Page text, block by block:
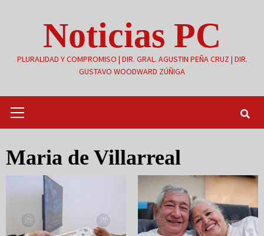
Noticias PC
PLURALIDAD Y COMPROMISO | DIR. GRAL. AGUSTIN PEÑA CRUZ | DIR.
GUSTAVO WOODWARD ZÚÑIGA
primario
Maria de Villarreal